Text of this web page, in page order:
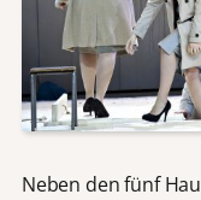
Neben den fünf